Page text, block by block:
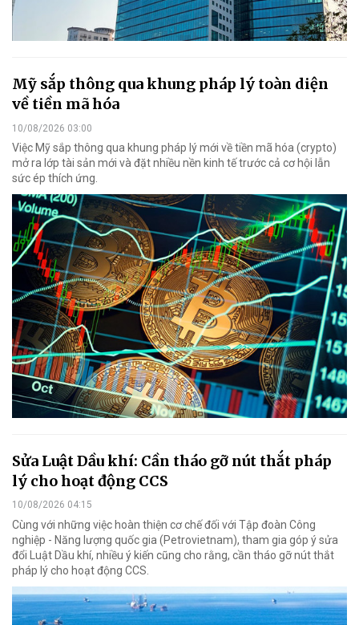
Mỹ sắp thông qua khung pháp lý toàn diện
về tiền mã hóa
10/08/2026 03:00
Việc Mỹ sắp thông qua khung pháp lý mới về tiền mã hóa (crypto)
mở ra lớp tài sản mới và đặt nhiều nền kinh tế trước cả cơ hội lẫn
sức ép thích ứng.
Sửa Luật Dầu khí: Cần tháo gỡ nút thắt pháp
lý cho hoạt động CCS
10/08/2026 04:15
Cùng với những việc hoàn thiện cơ chế đối với Tập đoàn Công
nghiệp - Năng lượng quốc gia (Petrovietnam), tham gia góp ý sửa
đổi Luật Dầu khí, nhiều ý kiến cũng cho rằng, cần tháo gỡ nút thắt
pháp lý cho hoạt động CCS.